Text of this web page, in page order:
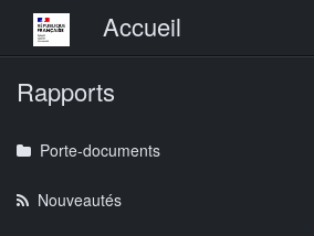
Menu principalAccueil
Rapports
Porte-documents
Nouveautés